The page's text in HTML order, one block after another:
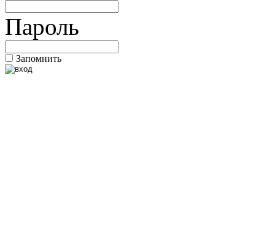
Пароль
Запомнить